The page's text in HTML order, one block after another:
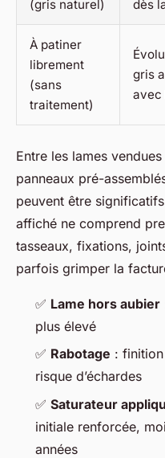
(gris naturel)
dès
À patiner
librement
(sans
traitement)
gris
avec
Entre les lames
panneaux pré-
peuvent être
affiché ne comprend
tasseaux, fixations,
parfois grimper la
✅ Lame hors aubier
plus élevé
✅ Rabotage :
risque d’échardes
✅ Saturateur
initiale renforcée,
années